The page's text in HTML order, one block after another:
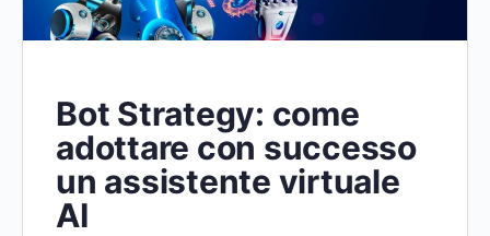
Bot Strategy: come
adottare con successo
un assistente virtuale
AI